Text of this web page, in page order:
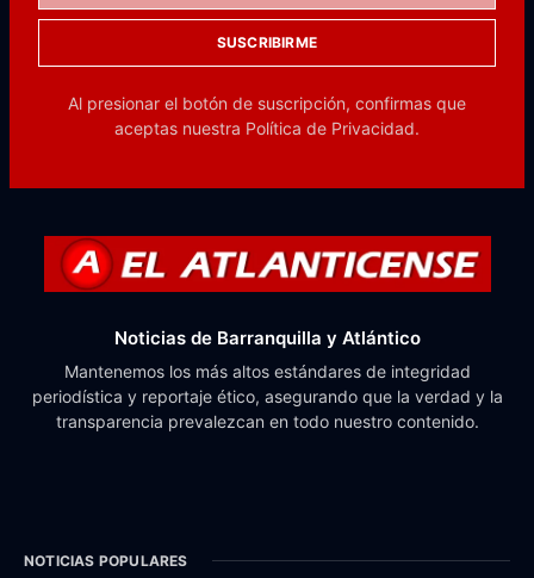
SUSCRIBIRME
Al presionar el botón de suscripción, confirmas que
aceptas nuestra Política de Privacidad.
Noticias de Barranquilla y Atlántico
Mantenemos los más altos estándares de integridad
periodística y reportaje ético, asegurando que la verdad y la
transparencia prevalezcan en todo nuestro contenido.
NOTICIAS POPULARES